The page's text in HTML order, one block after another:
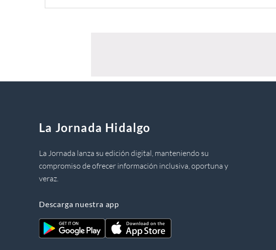
La Jornada Hidalgo
La Jornada lanza su edición digital, manteniendo su
compromiso de ofrecer información inclusiva, oportuna y
veraz.
Descarga nuestra app